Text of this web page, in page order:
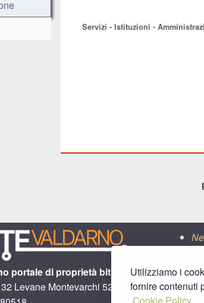
Utilizziamo i
fornire contenuti
Servizi - Istituzioni -
portale di proprietà bitit
Levane Montevarchi 52025 (AR)